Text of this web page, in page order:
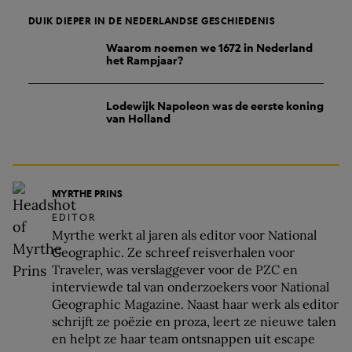
DUIK DIEPER IN DE NEDERLANDSE GESCHIEDENIS
Waarom noemen we 1672 in Nederland
het Rampjaar?
Lodewijk Napoleon was de eerste koning
van Holland
MYRTHE PRINS
EDITOR
Myrthe werkt al jaren als editor voor National
Geographic. Ze schreef reisverhalen voor
Traveler, was verslaggever voor de PZC en
interviewde tal van onderzoekers voor National
Geographic Magazine. Naast haar werk als editor
schrijft ze poëzie en proza, leert ze nieuwe talen
en helpt ze haar team ontsnappen uit escape